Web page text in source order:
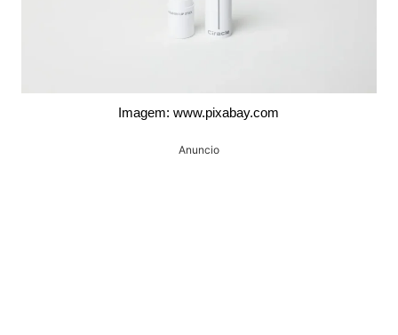
Imagem: www.pixabay.com
Anuncio